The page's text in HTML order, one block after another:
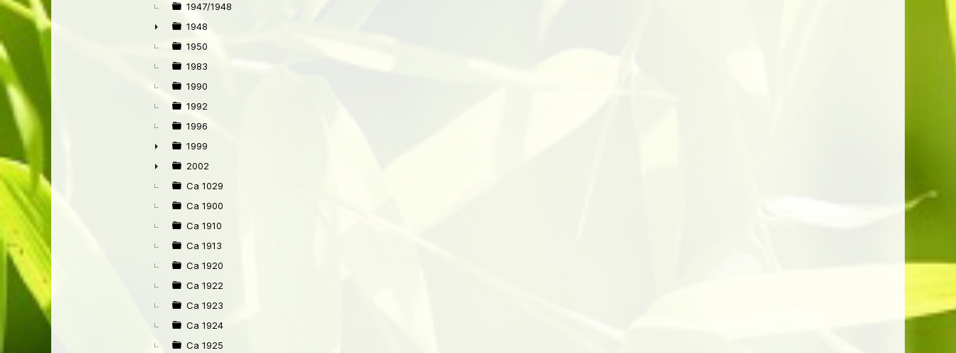
1947/1948
►
1948
1950
1983
1990
1992
1996
►
1999
►
2002
Ca 1029
Ca 1900
Ca 1910
Ca 1913
Ca 1920
Ca 1922
Ca 1923
Ca 1924
Ca 1925